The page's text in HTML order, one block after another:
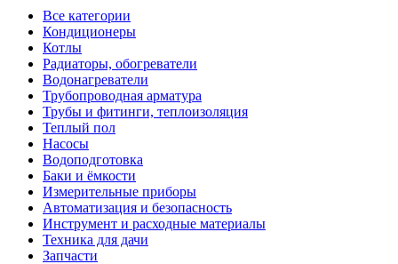
Все категории
Кондиционеры
Котлы
Радиаторы, обогреватели
Водонагреватели
Трубопроводная арматура
Трубы и фитинги, теплоизоляция
Теплый пол
Насосы
Водоподготовка
Баки и ёмкости
Измерительные приборы
Автоматизация и безопасность
Инструмент и расходные материалы
Техника для дачи
Запчасти